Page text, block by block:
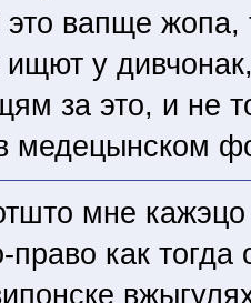
это вапще жопа,
ищют у
за это, и не
медецынском
мне
право как тогда